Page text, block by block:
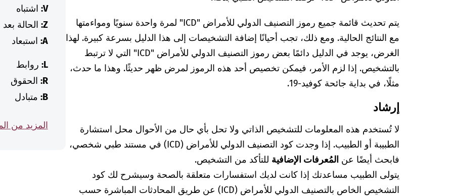
يتم تحديث قائمة جميع رموز التصنيف الدولي للأمراض "ICD" لمرة واحدة سنويًا ومواءمتها
مع النتائج الحالية. ومع ذلك، تجب أحيانًا إضافة التشخيصات إلى هذا الدليل بسرعة كبيرة. لهذا
الغرض، يوجد في الدليل دائمًا بعض رموز التصنيف الدولي للأمراض "ICD" التي لا ترتبط
بالتشخيص. إذا لزم الأمر، فيمكن تخصيص أحد هذه الرموز لمرض ظهر حديثًا. وهذا ما حدث،
مثلًا، في بداية جائحة كوفيد-19.
إرشاد
لا تُستخدم هذه المعلومات للتشخيص الذاتي ولا تحل بأي حال من الأحوال محل استشارة
الطبيبة أو الطبيب. إذا وجدت كود التصنيف الدولي للأمراض (ICD) في مستند طبي شخصي،
فابحث أيضًا عن المُعرفات الإضافية للتأكد من التشخيص.
يتولى الطبيب مساعدتك إذا كانت لديك استفسارات متعلقة بالصحة وسيشرح لك كود
التشخيص الخاص بالتصنيف الدولي للأمراض (ICD) عن طريق المحادثات المباشرة حسب
V: اشتباه
Z: الحالة بعد
A: استبعاد
L: روابط
R: الحقوق
B: متبادل
المزيد من